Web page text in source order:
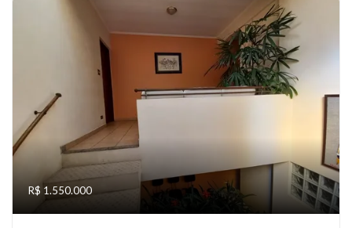
R$ 1.550.000